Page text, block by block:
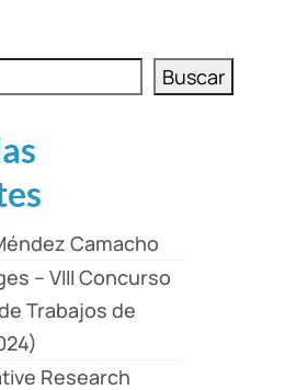
Buscar
Camacho
– VIII Concurso
Trabajos de
Research